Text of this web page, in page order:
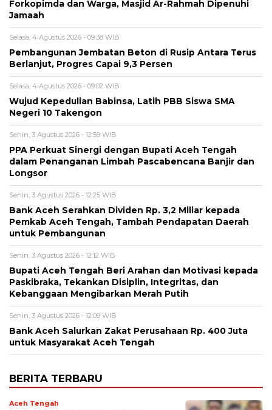
Forkopimda dan Warga, Masjid Ar-Rahmah Dipenuhi
Jamaah
Selasa, 4 Agustus 2026 - 09:38 WIB
‎Pembangunan Jembatan Beton di Rusip Antara Terus
Berlanjut, Progres Capai 9,3 Persen
Selasa, 4 Agustus 2026 - 09:02 WIB
Wujud Kepedulian Babinsa, Latih PBB Siswa SMA
Negeri 10 Takengon
Senin, 3 Agustus 2026 - 12:59 WIB
‎PPA Perkuat Sinergi dengan Bupati Aceh Tengah
dalam Penanganan Limbah Pascabencana Banjir dan
Longsor
Senin, 3 Agustus 2026 - 12:25 WIB
Bank Aceh Serahkan Dividen Rp. 3,2 Miliar kepada
Pemkab Aceh Tengah, Tambah Pendapatan Daerah
untuk Pembangunan
Senin, 3 Agustus 2026 - 12:12 WIB
Bupati Aceh Tengah Beri Arahan dan Motivasi kepada
Paskibraka, Tekankan Disiplin, Integritas, dan
Kebanggaan Mengibarkan Merah Putih
Senin, 3 Agustus 2026 - 12:09 WIB
Bank Aceh Salurkan Zakat Perusahaan Rp. 400 Juta
untuk Masyarakat Aceh Tengah
BERITA TERBARU
Aceh Tengah